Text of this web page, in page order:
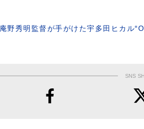
庵野秀明監督が手がけた宇多田ヒカル
SNS